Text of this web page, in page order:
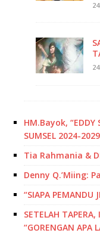
HM.Bayok, “EDDY
SUMSEL 2024-
Tia Rahmania &
Denny Q.’Miing:
“SIAPA PEMANDU
SETELAH
“GORENGAN APA